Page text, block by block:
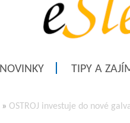
NOVINKY TIPY A
» OSTROJ investuje do nové